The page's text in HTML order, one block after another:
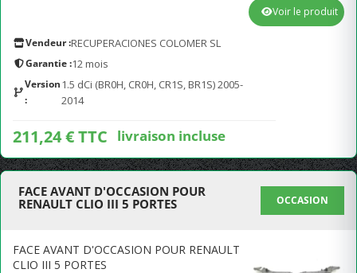
Vendeur :RECUPERACIONES COLOMER SL
Garantie :12 mois
Version
:
1.5 dCi (BR0H, CR0H, CR1S, BR1S) 2005-
2014
211,24 € TTC livraison incluse
Voir le produit
FACE AVANT D'OCCASION POUR
RENAULT CLIO III 5 PORTES
OCCASION
FACE AVANT D'OCCASION POUR RENAULT
CLIO III 5 PORTES